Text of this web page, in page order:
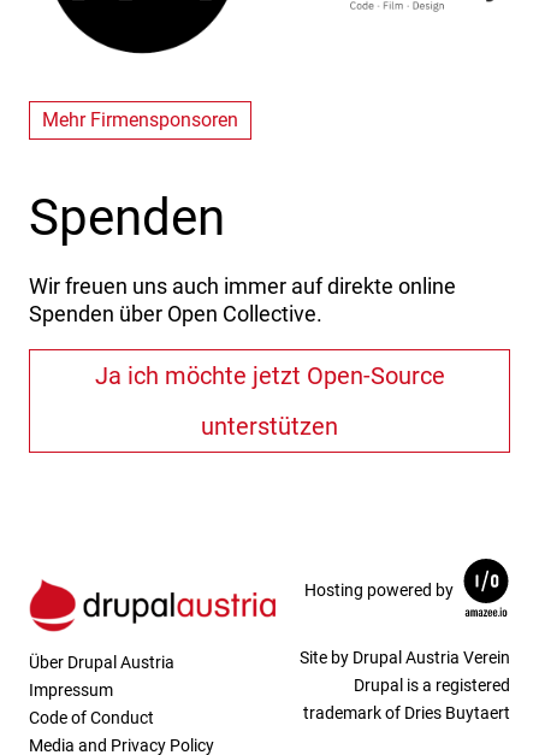
Mehr Firmensponsoren
Spenden
Wir freuen uns auch immer auf direkte online
Spenden über Open Collective.
Ja ich möchte jetzt Open-Source
unterstützen
Über Drupal Austria
Impressum
Code of Conduct
Media and Privacy Policy
Hosting powered by
Site by Drupal Austria Verein
Drupal is a registered
trademark of Dries Buytaert